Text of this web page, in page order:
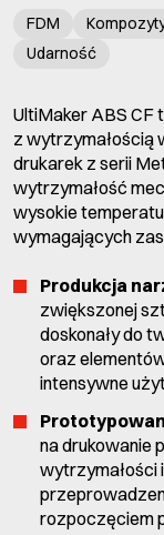
FDM
Udarność
UltiMaker ABS CF
z wytrzymałością
drukarek z serii
wytrzymałość
wysokie
wymagających
Produkcja
zwiększonej
doskonały do
oraz
intensywne
na drukowanie
wytrzymałości
rozpoczęciem